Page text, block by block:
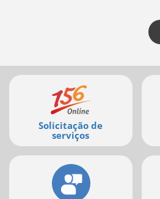
Mais
serviços
Solicitação de
serviços